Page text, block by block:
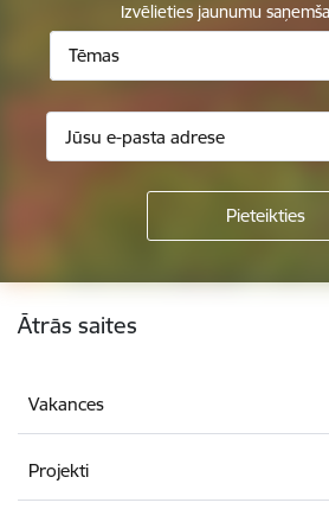
Izvēlieties jaunumu
Tēmas
Kājene
Ātrās saites
Vakances
Projekti